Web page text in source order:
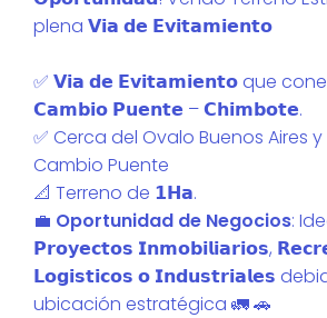
plena 𝗩𝗶𝗮 𝗱𝗲 𝗘𝘃𝗶𝘁𝗮𝗺𝗶𝗲𝗻𝘁𝗼
✅️ 𝗩𝗶𝗮 𝗱𝗲 𝗘𝘃𝗶𝘁𝗮𝗺𝗶𝗲𝗻𝘁𝗼 que
𝗖𝗮𝗺𝗯𝗶𝗼 𝗣𝘂𝗲𝗻𝘁𝗲 – 𝗖𝗵𝗶𝗺𝗯𝗼𝘁𝗲.
✅️ Cerca del Ovalo Buenos Aires
Cambio Puente
📐 Terreno de 𝟭𝗛𝗮.
💼 Oportunidad de Negocios:
𝗣𝗿𝗼𝘆𝗲𝗰𝘁𝗼𝘀 𝗜𝗻𝗺𝗼𝗯𝗶𝗹𝗶𝗮𝗿𝗶𝗼𝘀,
𝗟𝗼𝗴𝗶𝘀𝘁𝗶𝗰𝗼𝘀 𝗼 𝗜𝗻𝗱𝘂𝘀𝘁𝗿𝗶𝗮𝗹𝗲𝘀
ubicación estratégica 🚛 🚗